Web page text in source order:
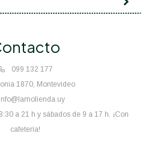
099 132 177
1870, Montevideo
info@lamolienda.uy
a 21 h y sábados de 9 a 17 h. ¡Con
cafetería!